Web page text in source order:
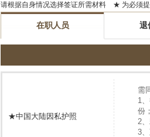
请根据自身情况选择签证所需材料 ★ 为必须
在职人员 退
★中国大陆因私护照
需
1
份；
2
3